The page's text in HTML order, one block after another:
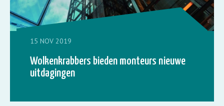
15 NOV 2019
Wolkenkrabbers bieden monteurs nieuwe
uitdagingen